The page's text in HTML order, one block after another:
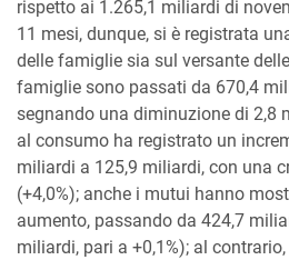
rispetto ai 1.265,1 miliardi di
11 mesi, dunque, si è registrata
delle famiglie sia sul versante
famiglie sono passati da 670,4
segnando una diminuzione di 2,8
al consumo ha registrato un
miliardi a 125,9 miliardi, con una
(+4,0%); anche i mutui hanno
aumento, passando da 424,7
miliardi, pari a +0,1%); al